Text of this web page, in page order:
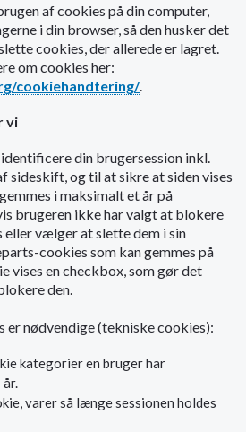
af cookies på din computer,
i din browser, så den husker det
cookies, der allerede er lagret.
om cookies her:
cookiehandtering/.
vi
din brugersession inkl.
sideskift, og til at sikre at siden vises
i maksimalt et år på
brugeren ikke har valgt at blokere
vælger at slette dem i sin
cookies som kan gemmes på
vises en checkbox, som gør det
den.
er nødvendige (tekniske cookies):
kategorier en bruger har
år.
varer så længe sessionen holdes